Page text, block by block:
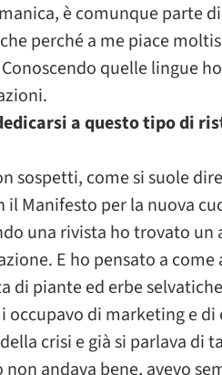
è comunque parte
perché a me piace
quelle lingue
a questo tipo di
sospetti, come si suole
il Manifesto per la nuova
una rivista ho trovato un
E ho pensato a
di piante ed erbe
di marketing e
crisi e già si parlava di
andava bene, avevo